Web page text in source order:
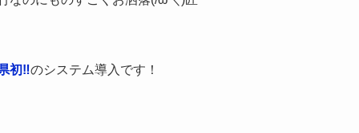
初‼のシステム導入です！